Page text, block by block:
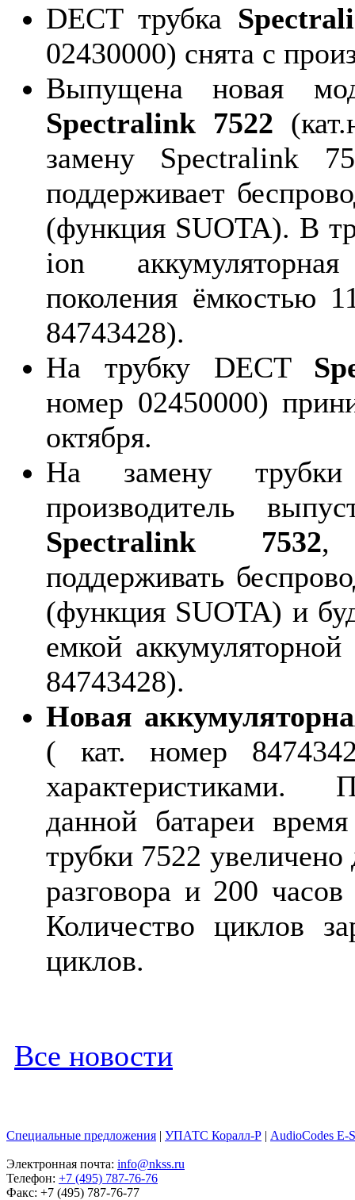
DECT трубка
02430000) снята с
Выпущена новая
Spectralink 7522
замену Spectralink
поддерживает
(функция SUOTA). В
ion
поколения ёмкостью
84743428).
На трубку DECT
номер 02450000)
октября.
На замену
производитель
Spectralink 7532,
поддерживать
(функция SUOTA) и
емкой
84743428).
Новая
( кат. номер
характеристиками.
данной батареи
трубки 7522
разговора и 200
Количество циклов
циклов.
Все новости
Специальные предложения | УПАТС Коралл-Р | AudioCodes E-
Электронная почта: info@nkss.ru
Телефон: +7 (495) 787-76-76
Факс: +7 (495) 787-76-77